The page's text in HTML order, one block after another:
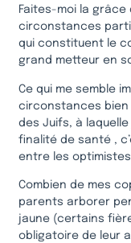
Faites-moi la grâce
circonstances
qui constituent le
grand metteur en
Ce qui me semble
circonstances bien
des Juifs, à
finalité de santé ,
entre les
Combien de mes
parents arborer
jaune (certains
obligatoire de leur